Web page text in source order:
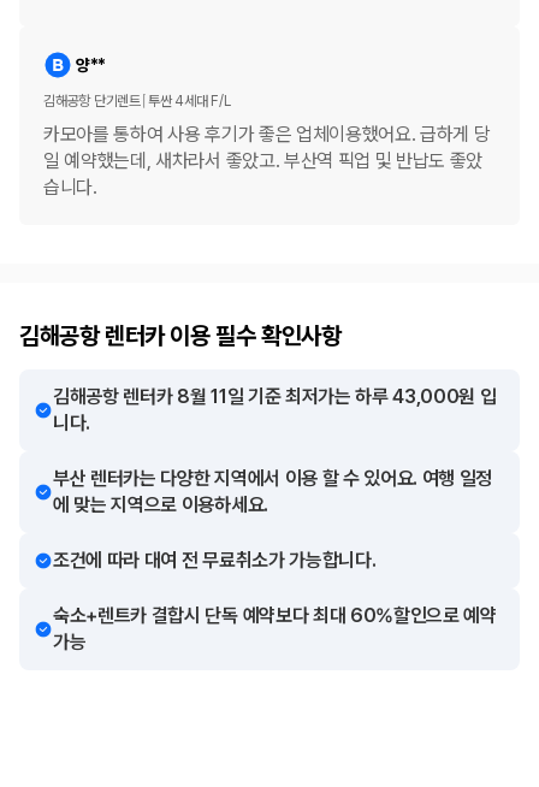
양**
김해공항 단기렌트 투싼 4세대 F/L
카모아를 통하여 사용 후기가 좋은 업체이용했어요. 급하게 당
일 예약했는데, 새차라서 좋았고. 부산역 픽업 및 반납도 좋았
습니다.
김해공항 렌터카 이용 필수 확인사항
김해공항 렌터카 8월 11일 기준 최저가는 하루 43,000원 입
니다.
부산 렌터카는 다양한 지역에서 이용 할 수 있어요. 여행 일정
에 맞는 지역으로 이용하세요.
조건에 따라 대여 전 무료취소가 가능합니다.
숙소+렌트카 결합시 단독 예약보다 최대 60%할인으로 예약
가능